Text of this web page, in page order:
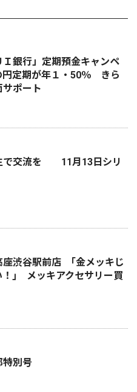
Ｉ銀行」定期預金キャンペ
定期が年１・50％ きら
ポート
で交流を 11月13日シリ
座渋谷駅前店 ｢金メッキじ
！｣ メッキアクセサリー買
特別号